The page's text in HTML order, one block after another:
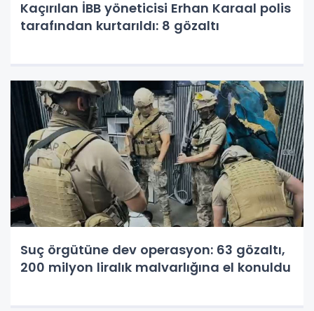
Kaçırılan İBB yöneticisi Erhan Karaal polis
tarafından kurtarıldı: 8 gözaltı
Suç örgütüne dev operasyon: 63 gözaltı,
200 milyon liralık malvarlığına el konuldu